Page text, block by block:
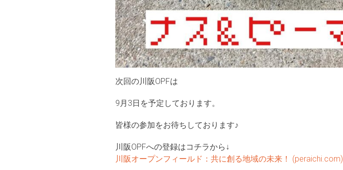
次回の川阪OPFは
9月3日を予定しております。
皆様の参加をお待ちしております♪
川阪OPFへの登録はコチラから↓
川阪オープンフィールド：共に創る地域の未来！ (peraichi.com)